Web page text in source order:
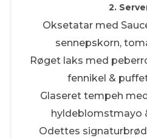
2.
Oksetatar med
sennepskorn,
Røget laks med
fennikel &
Glaseret tempeh
hyldeblomstmayo
Odettes